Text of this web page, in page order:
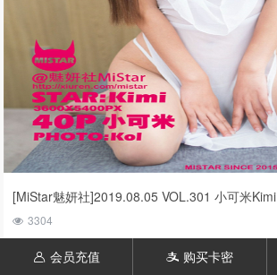
[MiStar魅妍社]2019.08.05 VOL.301 小可米Kimi
3304
󦃱 会员充值 󦇱 购买卡密